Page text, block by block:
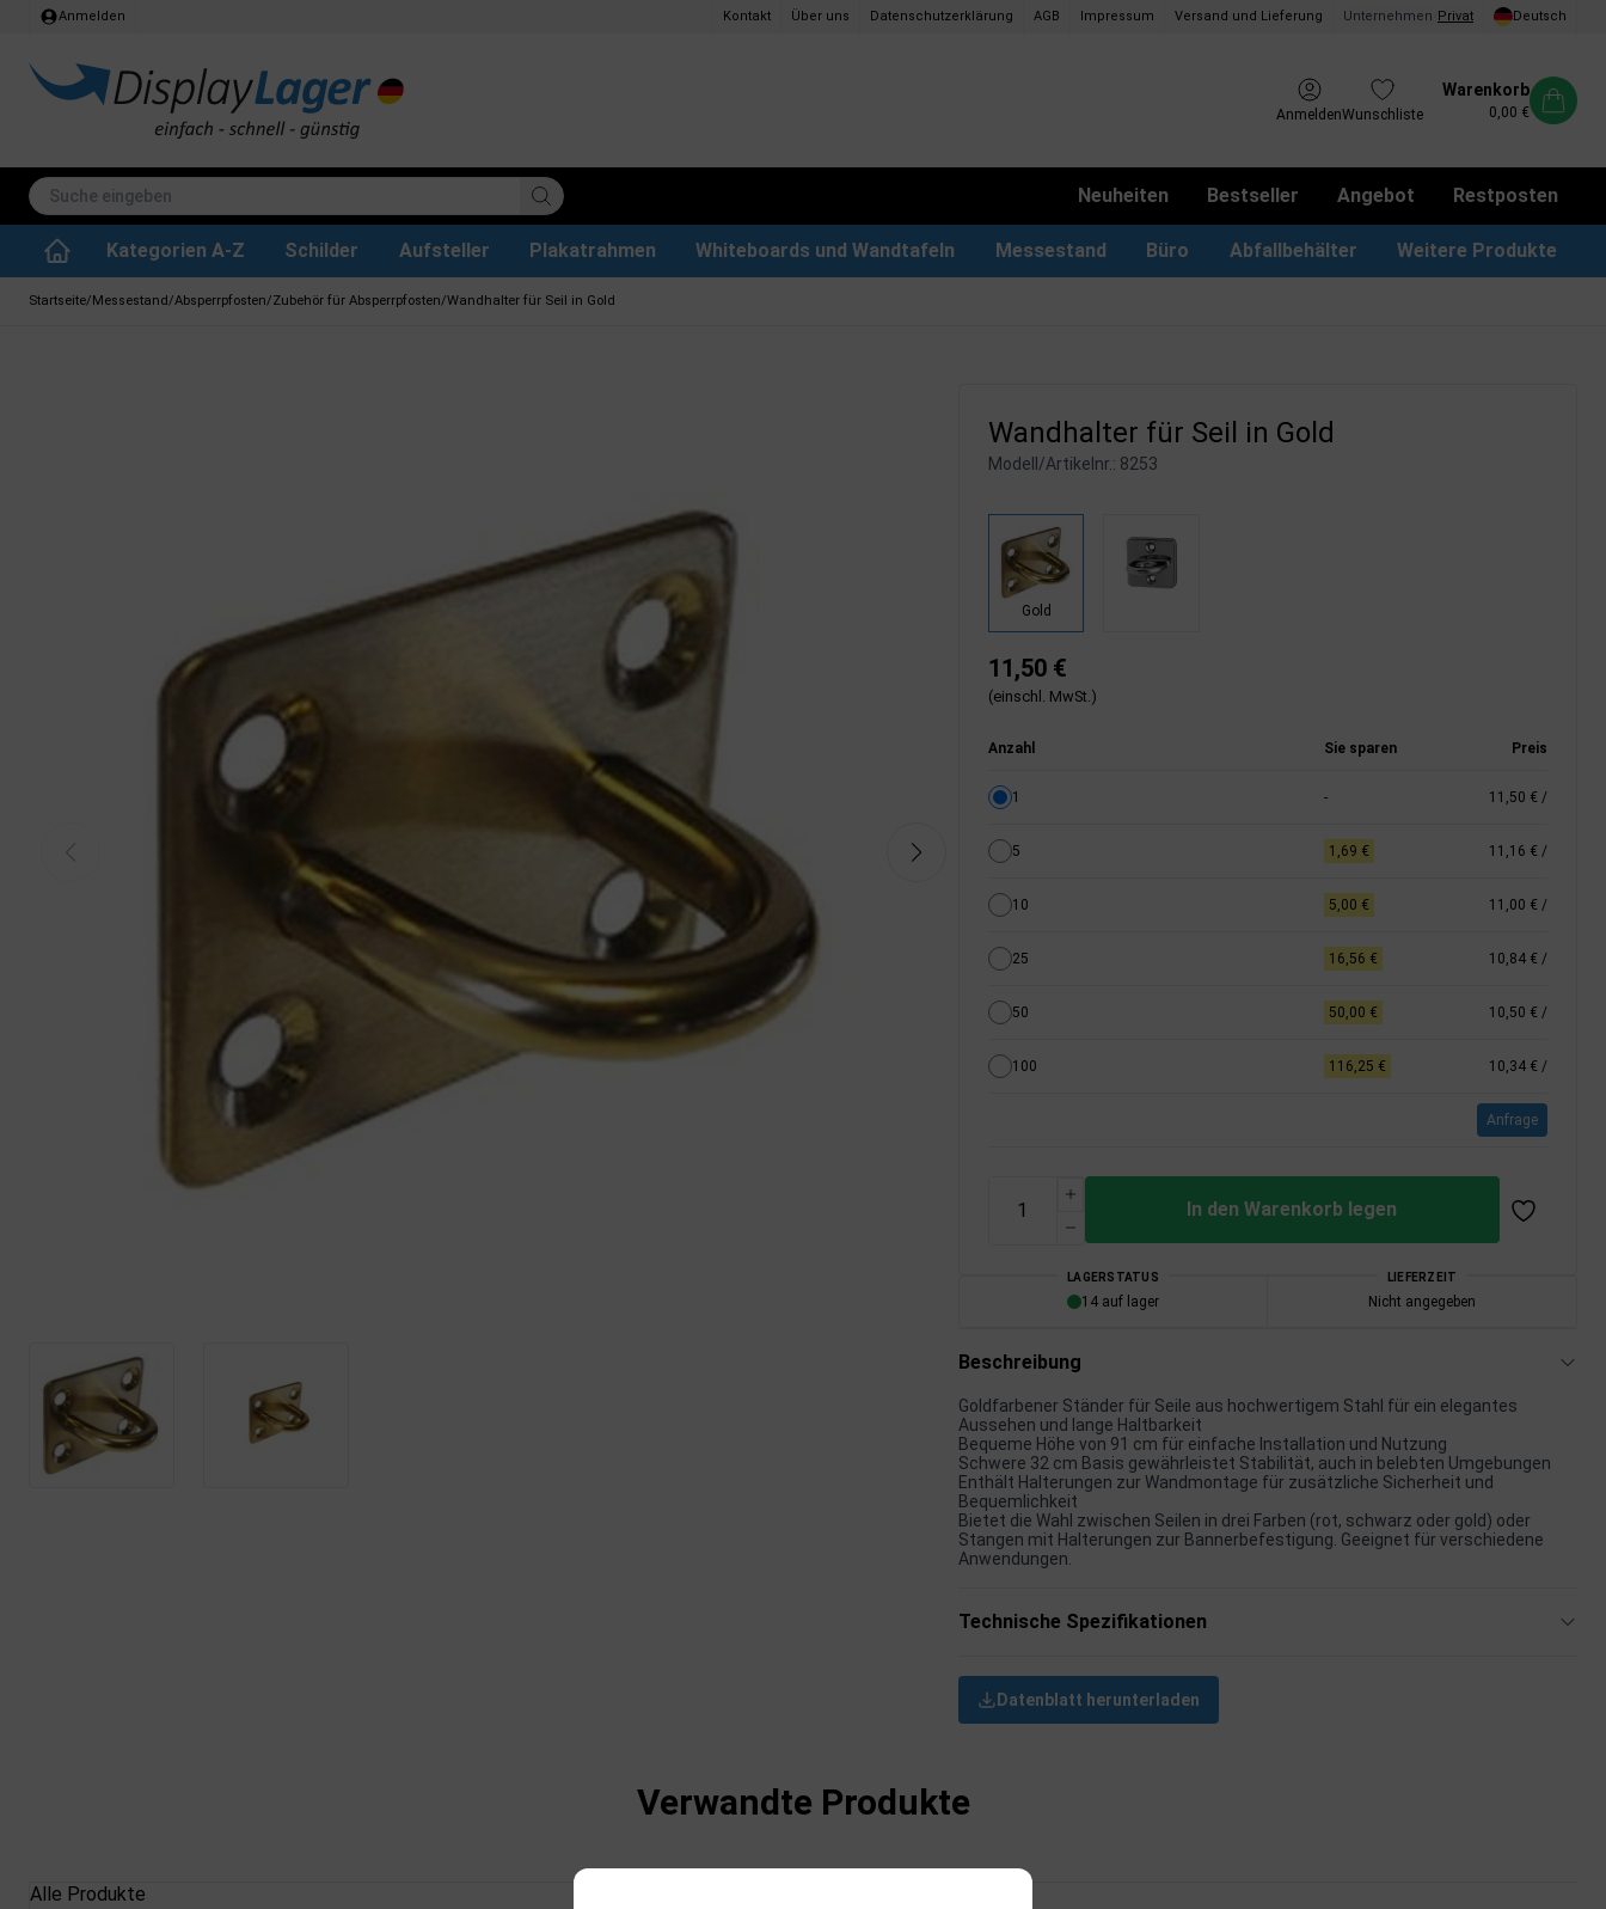
Anmelden Kontakt Über uns Datenschutzerklärung AGB Impressum Versand und Lieferung Unternehmen Privat Deutsch
AnmeldenWunschliste
Warenkorb
0,00 €
Neuheiten Bestseller Angebot Restposten
Kategorien A-Z Schilder Aufsteller Plakatrahmen Whiteboards und Wandtafeln Messestand Büro Abfallbehälter Weitere Produkte
Startseite/Messestand/Absperrpfosten/Zubehör für Absperrpfosten/Wandhalter für Seil in Gold
Wandhalter für Seil in Gold
Modell/Artikelnr.: 8253
Gold
11,50 €
(einschl. MwSt.)
Anzahl Sie sparen Preis
1 - 11,50 € /
5 1,69 € 11,16 € /
10 5,00 € 11,00 € /
25 16,56 € 10,84 € /
50 50,00 € 10,50 € /
100 116,25 € 10,34 € /
Anfrage
In den Warenkorb legen
LAGERSTATUS
14 auf lager
LIEFERZEIT
Nicht angegeben
Beschreibung
Goldfarbener Ständer für Seile aus hochwertigem Stahl für ein elegantes
Aussehen und lange Haltbarkeit
Bequeme Höhe von 91 cm für einfache Installation und Nutzung
Schwere 32 cm Basis gewährleistet Stabilität, auch in belebten Umgebungen
Enthält Halterungen zur Wandmontage für zusätzliche Sicherheit und
Bequemlichkeit
Bietet die Wahl zwischen Seilen in drei Farben (rot, schwarz oder gold) oder
Stangen mit Halterungen zur Bannerbefestigung. Geeignet für verschiedene
Anwendungen.
Technische Spezifikationen
Datenblatt herunterladen
Verwandte Produkte
Alle Produkte